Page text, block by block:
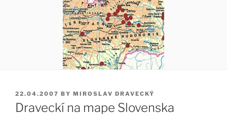
POSTED
ON
22.04.2007 BY MIROSLAV DRAVECKÝ
Draveckí na mape Slovenska